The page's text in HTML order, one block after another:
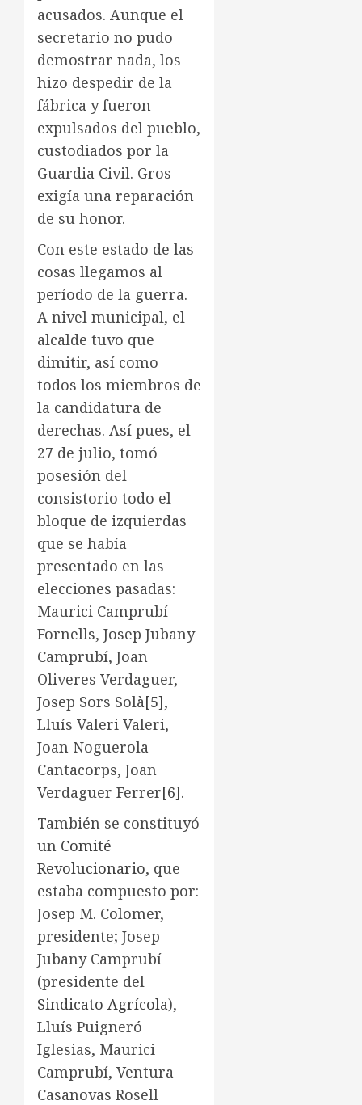
acusados. Aunque el
secretario no pudo
demostrar nada, los
hizo despedir de la
fábrica y fueron
expulsados del pueblo,
custodiados por la
Guardia Civil. Gros
exigía una reparación
de su honor.
Con este estado de las
cosas llegamos al
período de la guerra.
A nivel municipal, el
alcalde tuvo que
dimitir, así como
todos los miembros de
la candidatura de
derechas. Así pues, el
27 de julio, tomó
posesión del
consistorio todo el
bloque de izquierdas
que se había
presentado en las
elecciones pasadas:
Maurici Camprubí
Fornells, Josep Jubany
Camprubí, Joan
Oliveres Verdaguer,
Josep Sors Solà[5],
Lluís Valeri Valeri,
Joan Noguerola
Cantacorps, Joan
Verdaguer Ferrer[6].
También se constituyó
un Comité
Revolucionario, que
estaba compuesto por:
Josep M. Colomer,
presidente; Josep
Jubany Camprubí
(presidente del
Sindicato Agrícola),
Lluís Puigneró
Iglesias, Maurici
Camprubí, Ventura
Casanovas Rosell